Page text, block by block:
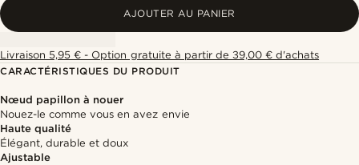
AJOUTER AU PANIER
Livraison 5,95 € - Option gratuite à partir de 39,00 € d'achats
CARACTÉRISTIQUES DU PRODUIT
Nœud papillon à nouer
Nouez-le comme vous en avez envie
Haute qualité
Élégant, durable et doux
Ajustable